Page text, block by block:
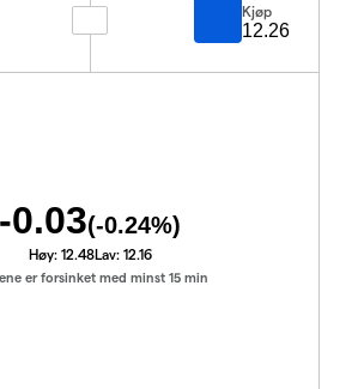
Kjøp
12.26
-0.03(-0.24%)
Høy: 12.48Lav: 12.16
er forsinket med minst 15 min